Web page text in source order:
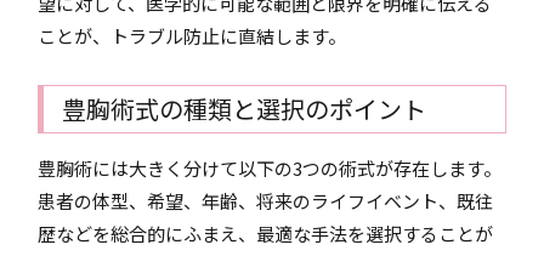
ことが、トラブル防止に直結します。
豊胸術式の種類と選択のポイント
豊胸術には大きく分けて以下の3つの術式が存在します。
患者の体型、希望、年齢、将来のライフイベント、既往
歴などを総合的にふまえ、最適な手法を選択することが